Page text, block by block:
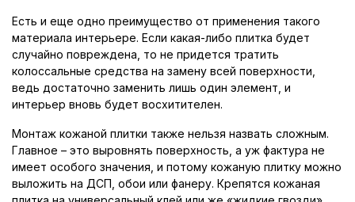
Есть и еще одно преимущество от применения такого
материала интерьере. Если какая-либо плитка будет
случайно повреждена, то не придется тратить
колоссальные средства на замену всей поверхности,
ведь достаточно заменить лишь один элемент, и
интерьер вновь будет восхитителен.
Монтаж кожаной плитки также нельзя назвать сложным.
Главное – это выровнять поверхность, а уж фактура не
имеет особого значения, и потому кожаную плитку можно
выложить на ДСП, обои или фанеру. Крепятся кожаная